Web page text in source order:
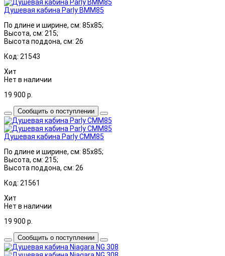
Душевая кабина Parly BMM85
По длине и ширине, см: 85x85;
Высота, см: 215;
Высота поддона, см: 26
Код: 21543
Хит
Нет в наличии
19 900 р.
Сообщить о поступлении
Душевая кабина Parly CMM85
По длине и ширине, см: 85x85;
Высота, см: 215;
Высота поддона, см: 26
Код: 21561
Хит
Нет в наличии
19 900 р.
Сообщить о поступлении